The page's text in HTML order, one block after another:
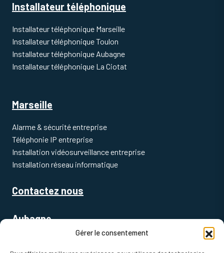
Gérer le consentement
Installateur téléphonique
Installateur téléphonique Marseille
Installateur téléphonique Toulon
Installateur téléphonique Aubagne
Installateur téléphonique La Ciotat
Marseille
Alarme & sécurité entreprise
Téléphonie IP entreprise
Installation vidéosurveillance entreprise
Installation réseau informatique
Contactez nous
Aubagne